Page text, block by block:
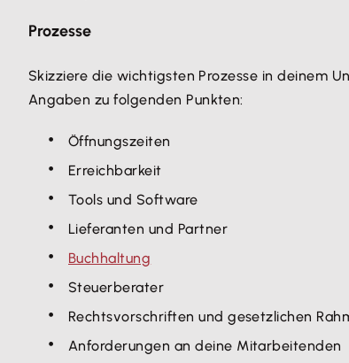
Prozesse
Skizziere die wichtigsten Prozesse in deinem
Angaben zu folgenden Punkten:
Öffnungszeiten‍
Erreichbarkeit
Tools und Software
Lieferanten und Partner
Buchhaltung
Steuerberater
Rechtsvorschriften und gesetzlichen
Anforderungen an deine Mitarbeitenden